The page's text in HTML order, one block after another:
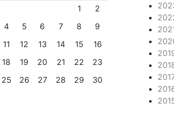
1
2
4 5 6 7 8
9
11 12 13 14 15
16
18 19 20 21 22
23
25 26 27 28 29
30